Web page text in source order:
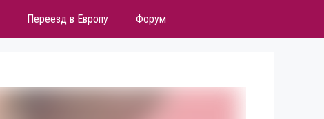
Переезд в Европу Форум